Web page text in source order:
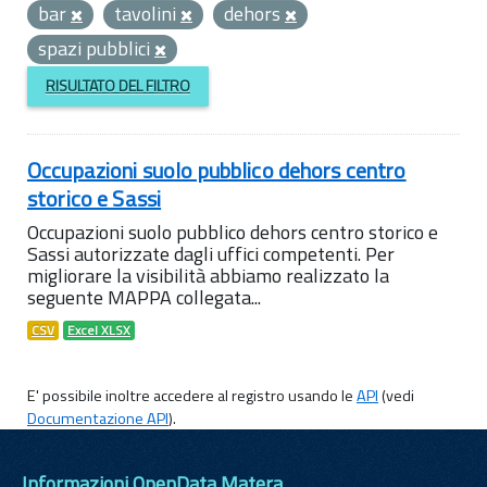
bar
tavolini
dehors
spazi pubblici
RISULTATO DEL FILTRO
Occupazioni suolo pubblico dehors centro
storico e Sassi
Occupazioni suolo pubblico dehors centro storico e
Sassi autorizzate dagli uffici competenti. Per
migliorare la visibilità abbiamo realizzato la
seguente MAPPA collegata...
CSV Excel XLSX
E' possibile inoltre accedere al registro usando leAPI(vedi
Documentazione API).